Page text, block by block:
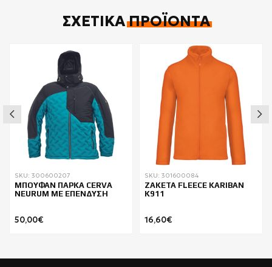
ΣΧΕΤΙΚΆΠΡΟΪΌΝΤΑ
SKU: 300600207
ΜΠΟΥΦΑΝ ΠΑΡΚΑ CERVA
NEURUM ΜΕ ΕΠΕΝΔΥΣΗ
50,00€
SKU: 301600084
ΖΑΚΕΤΑ FLEECE KARIBAN
K911
16,60€